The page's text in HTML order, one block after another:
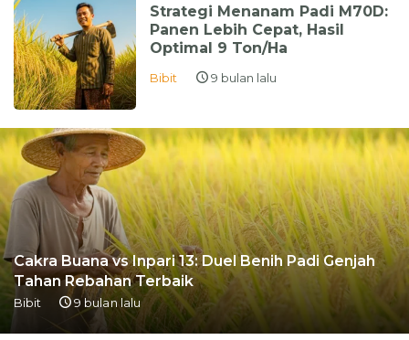
Strategi Menanam Padi M70D:
Panen Lebih Cepat, Hasil
Optimal 9 Ton/Ha
Bibit 9 bulan lalu
Cakra Buana vs Inpari 13: Duel Benih Padi Genjah
Tahan Rebahan Terbaik
Bibit 9 bulan lalu